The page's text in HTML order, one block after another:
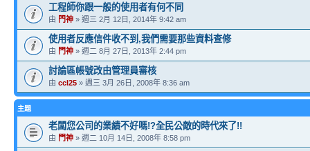
工程師你跟一般的使用者有何不同
由 門神 » 週三 2月 12日, 2014年 9:42 am
使用者反應信件收不到,我們需要那些資料查修
由 門神 » 週二 8月 27日, 2013年 2:44 pm
討論區帳號改由管理員審核
由 ccl25 » 週三 3月 26日, 2008年 8:36 am
主題
老闆您公司的業績不好嗎!?全民公敵的時代來了!!
由 門神 » 週二 10月 14日, 2008年 8:58 pm